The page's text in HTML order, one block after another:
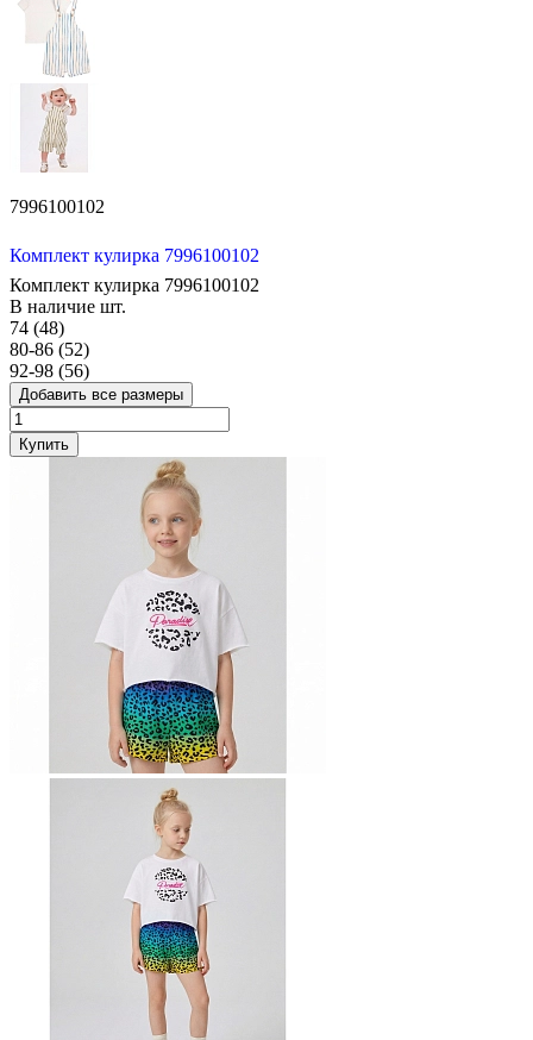
7996100102
Комплект кулирка 7996100102
Комплект кулирка 7996100102
В наличие шт.
74 (48)
80-86 (52)
92-98 (56)
Добавить все размеры
Купить